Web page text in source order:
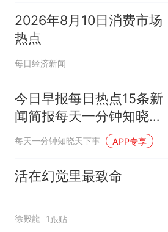
2026年8月10日消费市场
热点
每日经济新闻
今日早报每日热点15条新
闻简报每天一分钟知晓天
下事 8月10日
每天一分钟知晓天下事 APP专享
活在幻觉里最致命
徐殿龍 1跟贴